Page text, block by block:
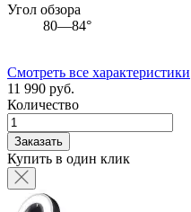
Угол обзора
80—84°
Смотреть все характеристики
11 990 руб.
Количество
Заказать
Купить в один клик